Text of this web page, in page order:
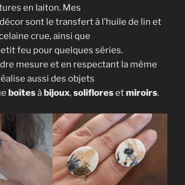
en laiton. Mes
sont le transfert à l’huile de lin et
crue, ainsi que
feu pour quelques séries.
mesure et en respectant la même
aussi des objets
boîtesà bijoux,solifloresetmiroirs.